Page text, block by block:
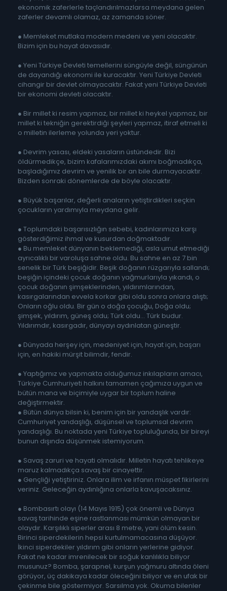
ekonomik zaferlerle taçlandırılmazlarsa meydana gelen
zaferler devamlı olamaz, az zamanda söner.
● Memleket mutlaka modern medeni ve yeni olacaktır.
Bizim için bu hayat davasıdır.
● Yeni Türkiye Devleti temellerini süngüyle değil, süngünün
de dayandığı ekonomi ile kuracaktır. Yeni Türkiye Devleti
cihangir bir devlet olmayacaktır. Fakat yeni Türkiye Devleti
bir ekonomi devleti olacaktır.
● Bir millet ki resim yapmaz, bir millet ki heykel yapmaz, bir
millet ki tekniğin gerektirdiği şeyleri yapmaz, itiraf etmeli ki
o milletin ilerleme yolunda yeri yoktur.
● Devrim yasası, eldeki yasaların üstündedir. Bizi
öldürmedikçe, bizim kafalarımızdaki akımı boğmadıkça,
başladığımız devrim ve yenilik bir an bile durmayacaktır.
Bizden sonraki dönemlerde de böyle olacaktır.
● Büyük başarılar, değerli anaların yetiştirdikleri seçkin
çocukların yardımıyla meydana gelir.
● Toplumdaki başarısızlığın sebebi, kadınlarımıza karşı
gösterdiğimiz ihmal ve kusurdan doğmaktadır.
● Bu memleket dünyanın beklemediği, asla umut etmediği
ayrıcalıklı bir varoluşa sahne oldu. Bu sahne en az 7 bin
senelik bir Türk beşiğidir. Beşik doğanın rüzgarıyla sallandı;
beşiğin içindeki çocuk doğanın yağmurlarıyla yıkandı, o
çocuk doğanın şimşeklerinden, yıldırımlarından,
kasırgalarından evvela korkar gibi oldu sonra onlara alıştı;
Onların oğlu oldu. Bir gün o doğa çocuğu, Doğa oldu;
şimşek, yıldırım, güneş oldu; Türk oldu... Türk budur.
Yıldırımdır, kasırgadır, dünyayı aydınlatan güneştir.
● Dünyada herşey için, medeniyet için, hayat için, başarı
için, en hakiki mürşit bilimdir, fendir.
● Yaptığımız ve yapmakta olduğumuz inkılapların amacı,
Türkiye Cumhuriyeti halkını tamamen çağımıza uygun ve
bütün mana ve biçimiyle uygar bir toplum haline
değiştirmektir.
● Bütün dünya bilsin ki, benim için bir yandaşlık vardır:
Cumhuriyet yandaşlığı, düşünsel ve toplumsal devrim
yandaşlığı. Bu noktada yeni Türkiye topluluğunda, bir bireyi
bunun dışında düşünmek istemiyorum.
● Savaş zaruri ve hayati olmalıdır. Milletin hayatı tehlikeye
maruz kalmadıkça savaş bir cinayettir.
● Gençliği yetiştiriniz. Onlara ilim ve irfanın müspet fikirlerini
veriniz. Geleceğin aydınlığına onlarla kavuşacaksınız.
● Bombasırtı olayı (14 Mayıs 1915) çok önemli ve Dünya
savaş tarihinde eşine rastlanması mümkün olmayan bir
olaydır. Karşılıklı siperler arası 8 metre, yani ölüm kesin.
Birinci siperdekilerin hepsi kurtulmamacasına düşüyor.
İkinci siperdekiler yıldırım gibi onların yerlerine gidiyor.
Fakat ne kadar imrenilecek bir soğuk kanlılıkla biliyor
musunuz? Bomba, şarapnel, kurşun yağmuru altında öleni
görüyor, üç dakikaya kadar öleceğini biliyor ve en ufak bir
çekinme bile göstermiyor. Sarsılma yok. Okuma bilenler